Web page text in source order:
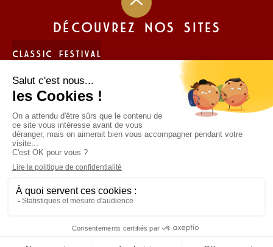
DÉCOUVREZ NOS SITES
CLASSIC FESTIVAL
FUN CUP
TROPHÉE ANDROS
Politique de protection des données personnelles
Mentions légales
Politique de protection des données personnelles